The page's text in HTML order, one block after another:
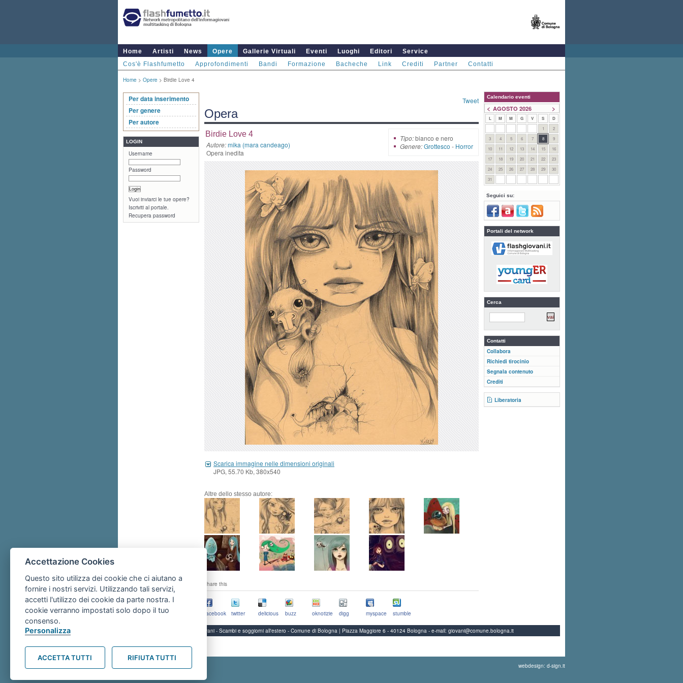
Home Artisti News Opere Gallerie Virtuali Eventi Luoghi Editori
Service
Cos'è Flashfumetto
Approfondimenti Bandi Formazione Bacheche Link Crediti Partner Contatti
Home > Opere > Birdie Love 4
Per data inserimento
Per genere
Per autore
LOGIN
Username
Password
Vuoi inviarci le tue opere?
Iscriviti al portale.
Recupera password
Tweet
Opera
Birdie Love 4
Autore:mika (mara candeago)
Opera inedita
Tipo:bianco e nero
Genere:Grottesco - Horror
Scarica immagine nelle dimensioni originali
JPG, 55.70 Kb, 380x540
Altre dello stesso autore:
share this
facebook twitter delicious buzz oknotizie digg myspace stumble
Calendario eventi
>
< AGOSTO 2026
L M M G V S
D
1
2
3
4 5 6 7 8
9
10
11 12 13 14 15
16
17
18 19 20 21 22
23
24
25 26 27 28 29
30
31
Seguici su:
Portali del network
Cerca
Contatti
Collabora
Richiedi tirocinio
Segnala contenuto
Crediti
Liberatoria
Servizi per i giovani - Scambi e soggiorni all'estero - Comune di Bologna | Piazza Maggiore 6 - 40124 Bologna - e-mail: giovani@comune.bologna.it
webdesign: d-sign.it
Accettazione Cookies
Questo sito utilizza dei cookie che ci aiutano a
fornire i nostri servizi. Utilizzando tali servizi,
accetti l'utilizzo dei cookie da parte nostra. I
cookie verranno impostati solo dopo il tuo
consenso.
Personalizza
ACCETTA TUTTI RIFIUTA TUTTI